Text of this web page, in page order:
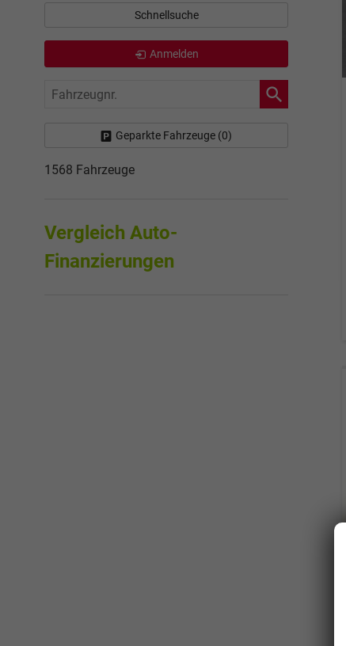
Schnellsuche
Anmelden
Fahrzeugnr.
Geparkte Fahrzeuge (0)
1568 Fahrzeuge
Vergleich Auto-
Finanzierungen